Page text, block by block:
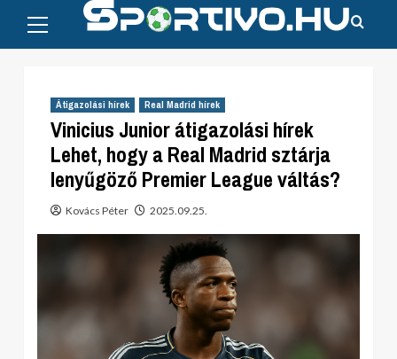
content
Menu
Átigazolási hírek Real Madrid hírek
Vinicius Junior átigazolási hírek
Lehet, hogy a Real Madrid sztárja
lenyűgöző Premier League váltás?
Kovács Péter 2025.09.25.